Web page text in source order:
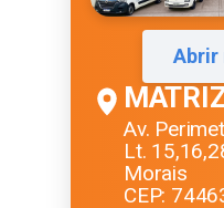
Abrir
Av.
Lt.
Morais
CEP: